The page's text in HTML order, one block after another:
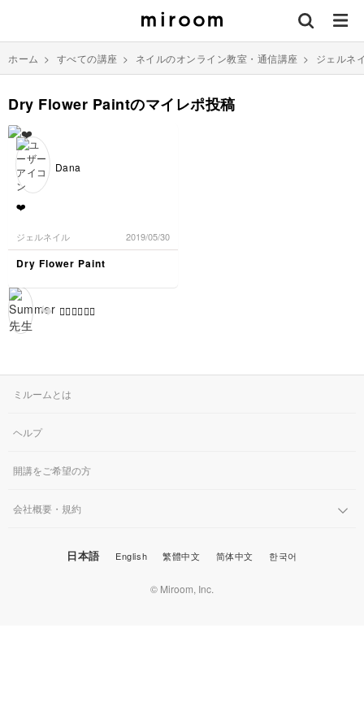
ホーム > すべての講座 > ネイルのオンライン教室・通信講座 > ジェルネ
Dry Flower Paintのマイレポ投稿
Dana
❤️
ジェルネイル 2019/05/30
Dry Flower Paint
👍🏻👍🏻👍🏻
ミルームとは
ヘルプ
開講をご希望の方
会社概要・規約
日本語 English 繁體中文 简体中文 한국어
© Miroom, Inc.